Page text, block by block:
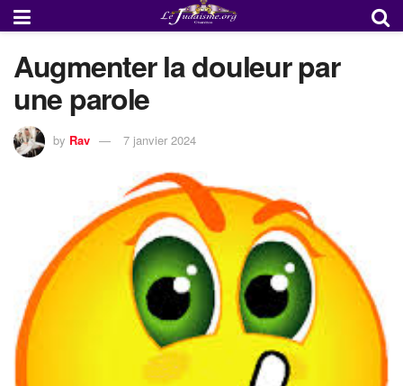
Augmenter la douleur par
une parole
by Rav 7 janvier 2024